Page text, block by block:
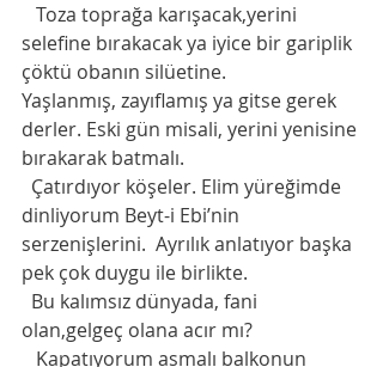
Toza toprağa karışacak,yerini
selefine bırakacak ya iyice bir gariplik
çöktü obanın silüetine.
Yaşlanmış, zayıflamış ya gitse gerek
derler. Eski gün misali, yerini yenisine
bırakarak batmalı.
Çatırdıyor köşeler. Elim yüreğimde
dinliyorum Beyt-i Ebi’nin
serzenişlerini.  Ayrılık anlatıyor başka
pek çok duygu ile birlikte.
Bu kalımsız dünyada, fani
olan,gelgeç olana acır mı?
Kapatıyorum asmalı balkonun